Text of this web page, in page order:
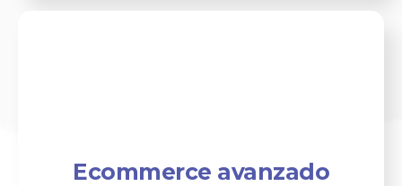
Ecommerce avanzado